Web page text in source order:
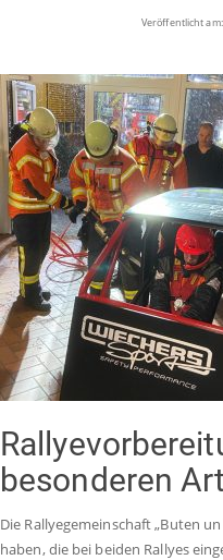
Veröffentlicht
besonderen Art
Die Rallyegemeinschaft „Buten
haben, die bei beiden Rallyes